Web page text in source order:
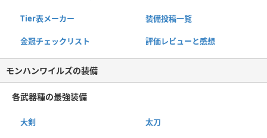
Tier表メーカー 装備投稿一覧
金冠チェックリスト 評価レビューと感想
モンハンワイルズの装備
各武器種の最強装備
大剣 太刀